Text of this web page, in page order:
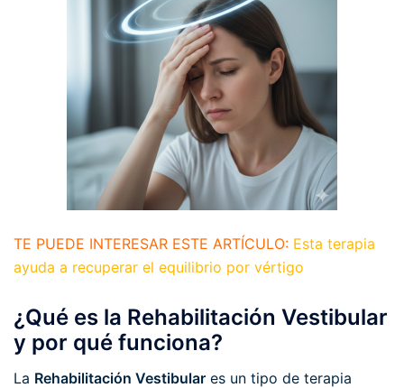
TE PUEDE INTERESAR ESTE ARTÍCULO: Esta terapia
ayuda a recuperar el equilibrio por vértigo
¿Qué es la Rehabilitación Vestibular
y por qué funciona?
La Rehabilitación Vestibular es un tipo de terapia